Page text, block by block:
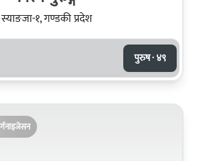
स्याङजा-१, गण्डकी प्रदेश
पुरुष · ४९